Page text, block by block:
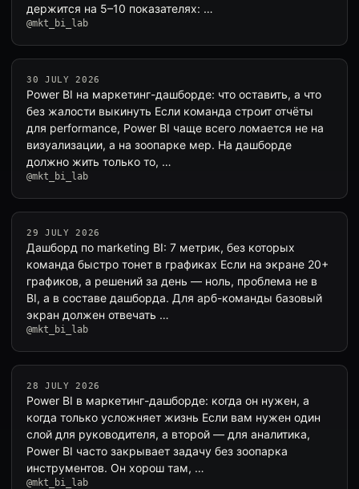
держится на 5–10 показателях: …
@mkt_bi_lab
30 JULY 2026
Power BI на маркетинг-дашборде: что оставить, а что
без жалости выкинуть Если команда строит отчёты
для performance, Power BI чаще всего ломается не на
визуализации, а на зоопарке мер. На дашборде
должно жить только то, …
@mkt_bi_lab
29 JULY 2026
Дашборд по marketing BI: 7 метрик, без которых
команда быстро тонет в графиках Если на экране 20+
графиков, а решений за день — ноль, проблема не в
BI, а в составе дашборда. Для арб-команды базовый
экран должен отвечать …
@mkt_bi_lab
28 JULY 2026
Power BI в маркетинг-дашборде: когда он нужен, а
когда только усложняет жизнь Если вам нужен один
слой для руководителя, а второй — для аналитика,
Power BI часто закрывает задачу без зоопарка
инструментов. Он хорош там, …
@mkt_bi_lab